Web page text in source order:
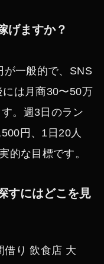
げますか？
が一般的で、SNS
は月商30〜50万
。週3日のラン
円、1日20人
的な目標です。
すにはどこを見
借り 飲食店 大